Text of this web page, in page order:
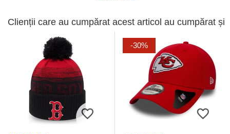
Clienții care au cumpărat acest articol au cumpărat și
-30%